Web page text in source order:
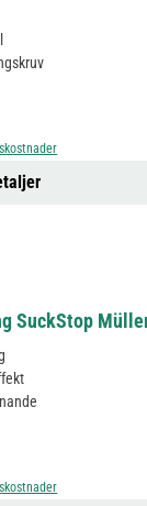
SuckStop